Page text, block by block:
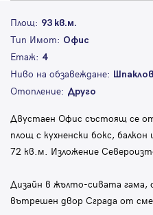
Площ: 93 кв.м.
Тип Имот: Офис
Етаж: 4
Ниво на обзавеждане:
Отопление: Друго
Двустаен Офис състоящ се
площ с кухненски бокс,
72 кв.м. Изложение
Дизайн в жълто-сивата гама,
вътрешен двор Сграда от